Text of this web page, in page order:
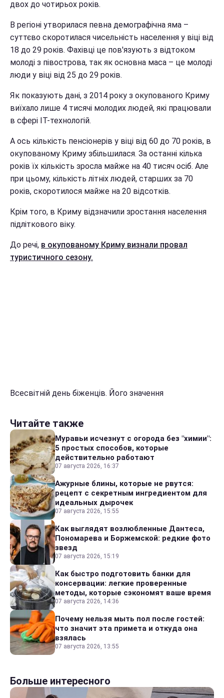
двох до чотирьох років.
В регіоні утворилася певна демографічна яма –
суттєво скоротилася чисельність населення у віці від
18 до 29 років. Фахівці це пов'язують з відтоком
молоді з півострова, так як основна маса – це молоді
люди у віці від 25 до 29 років.
Як показують дані, з 2014 року з окупованого Криму
виїхало лише 4 тисячі молодих людей, які працювали
в сфері IT-технологій.
А ось кількість пенсіонерів у віці від 60 до 70 років, в
окупованому Криму збільшилася. За останні кілька
років їх кількість зросла майже на 40 тисяч осіб. Але
при цьому, кількість літніх людей, старших за 70
років, скоротилося майже на 20 відсотків.
Крім того, в Криму відзначили зростання населення
підліткового віку.
До речі, в окупованому Криму визнали провал
туристичного сезону.
Всесвітній день біженців. Його значення
Читайте также
Муравьи исчезнут с огорода без "химии":
5 простых способов, которые
действительно работают
07 августа 2026, 16:37
Ажурные блины, которые не рвутся:
рецепт с секретным ингредиентом для
идеальных дырочек
07 августа 2026, 15:55
Как выглядят возлюбленные Дантеса,
Пономарева и Боржемской: редкие фото
звезд
07 августа 2026, 15:19
Как быстро подготовить банки для
консервации: легкие проверенные
методы, которые сэкономят ваше время
07 августа 2026, 14:36
Почему нельзя мыть пол после гостей:
что значит эта примета и откуда она
взялась
07 августа 2026, 13:55
Больше интересного